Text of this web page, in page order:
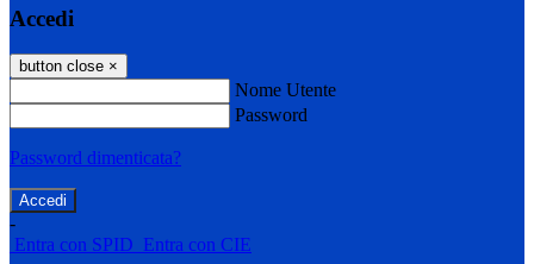
Accedi
button close ×
Nome Utente
Password
Password dimenticata?
-
Entra con SPID Entra con CIE